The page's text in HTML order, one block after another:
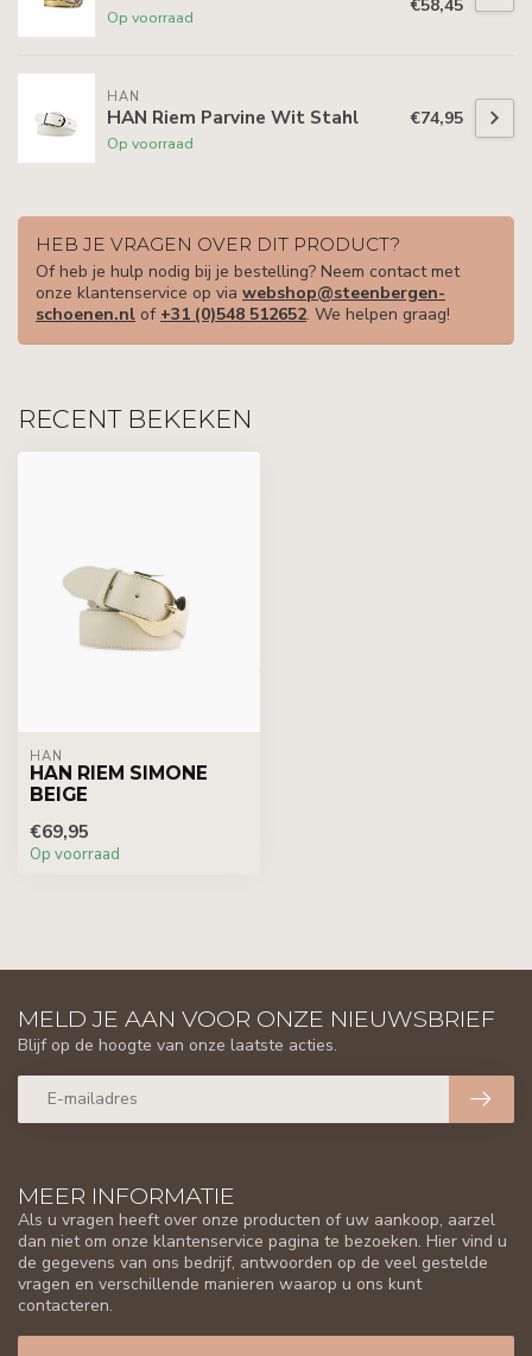
Op voorraad
€58,45
HAN
HAN Riem Parvine Wit Stahl
Op voorraad
€74,95
HEB JE VRAGEN OVER DIT PRODUCT?
Of heb je hulp nodig bij je bestelling? Neem contact met
onze klantenservice op via webshop@steenbergen-
schoenen.nl of +31 (0)548 512652. We helpen graag!
RECENT BEKEKEN
HAN
HAN RIEM SIMONE
BEIGE
€69,95
Op voorraad
MEER INFORMATIE
Als u vragen heeft over onze producten of uw aankoop, aarzel
dan niet om onze klantenservice pagina te bezoeken. Hier vind u
de gegevens van ons bedrijf, antwoorden op de veel gestelde
vragen en verschillende manieren waarop u ons kunt
contacteren.
MELD JE AAN VOOR ONZE NIEUWSBRIEF
Blijf op de hoogte van onze laatste acties.